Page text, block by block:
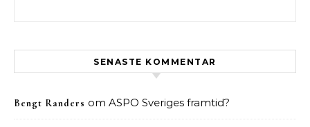
SENASTE KOMMENTAR
Bengt Randers om ASPO Sveriges framtid?